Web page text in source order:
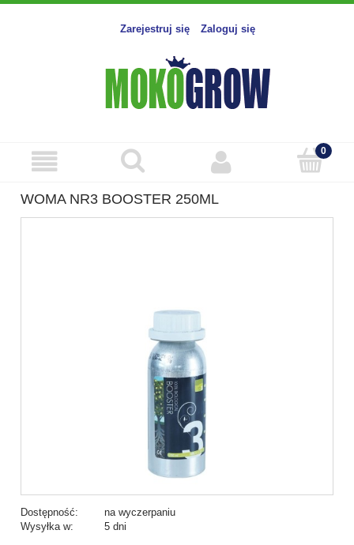
Zarejestruj się Zaloguj się
WOMA NR3 BOOSTER 250ML
Dostępność:
na wyczerpaniu
Wysyłka w:
5 dni